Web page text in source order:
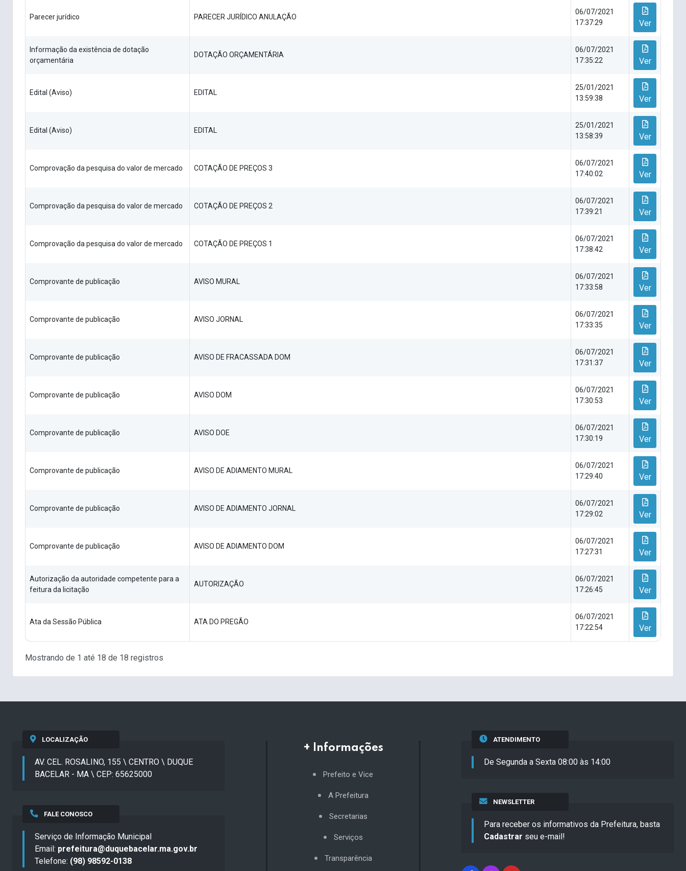
Parecer jurídico PARECER JURÍDICO ANULAÇÃO
06/07/2021
17:37:29
Ver
Informação da existência de dotação
orçamentária
DOTAÇÃO ORÇAMENTÁRIA
06/07/2021
17:35:22
Ver
Edital (Aviso) EDITAL
25/01/2021
13:59:38
Ver
Edital (Aviso) EDITAL
25/01/2021
13:58:39
Ver
Comprovação da pesquisa do valor de mercado COTAÇÃO DE PREÇOS 3
06/07/2021
17:40:02
Ver
Comprovação da pesquisa do valor de mercado COTAÇÃO DE PREÇOS 2
06/07/2021
17:39:21
Ver
Comprovação da pesquisa do valor de mercado COTAÇÃO DE PREÇOS 1
06/07/2021
17:38:42
Ver
Comprovante de publicação AVISO MURAL
06/07/2021
17:33:58
Ver
Comprovante de publicação AVISO JORNAL
06/07/2021
17:33:35
Ver
Comprovante de publicação AVISO DE FRACASSADA DOM
06/07/2021
17:31:37
Ver
Comprovante de publicação AVISO DOM
06/07/2021
17:30:53
Ver
Comprovante de publicação AVISO DOE
06/07/2021
17:30:19
Ver
Comprovante de publicação AVISO DE ADIAMENTO MURAL
06/07/2021
17:29:40
Ver
Comprovante de publicação AVISO DE ADIAMENTO JORNAL
06/07/2021
17:29:02
Ver
Comprovante de publicação AVISO DE ADIAMENTO DOM
06/07/2021
17:27:31
Ver
Autorização da autoridade competente para a
feitura da licitação
AUTORIZAÇÃO
06/07/2021
17:26:45
Ver
Ata da Sessão Pública ATA DO PREGÃO
06/07/2021
17:22:54
Ver
Mostrando de 1 até 18 de 18 registros
LOCALIZAÇÃO
AV. CEL. ROSALINO, 155 \ CENTRO \ DUQUE
BACELAR - MA \ CEP: 65625000
FALE CONOSCO
Serviço de Informação Municipal
Email: prefeitura@duquebacelar.ma.gov.br
Telefone: (98) 98592-0138
+ Informações
Prefeito e Vice
A Prefeitura
Secretarias
Serviços
Transparência
ATENDIMENTO
De Segunda a Sexta 08:00 às 14:00
NEWSLETTER
Para receber os informativos da Prefeitura, basta
Cadastrar seu e-mail!